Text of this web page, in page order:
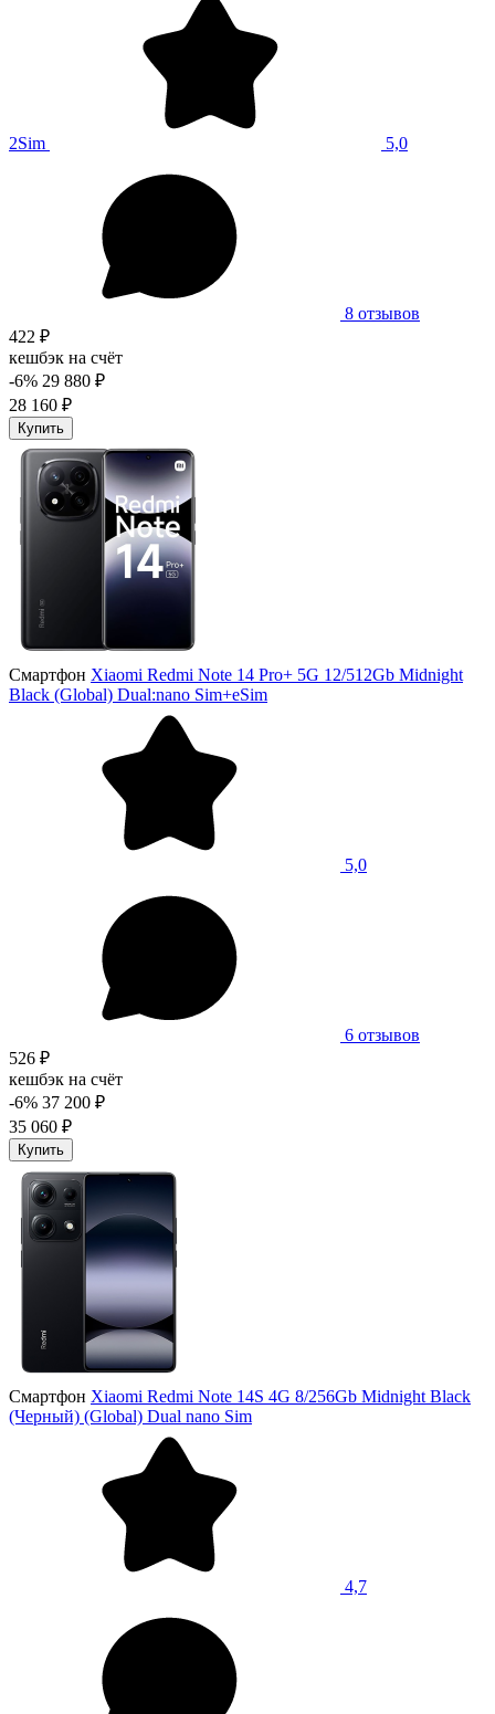
2Sim 5,0
8 отзывов
422 ₽
кешбэк на счёт
-6% 29 880 ₽
28 160 ₽
Купить
Смартфон Xiaomi Redmi Note 14 Pro+ 5G 12/512Gb Midnight
Black (Global) Dual:nano Sim+eSim
5,0
6 отзывов
526 ₽
кешбэк на счёт
-6% 37 200 ₽
35 060 ₽
Купить
Смартфон Xiaomi Redmi Note 14S 4G 8/256Gb Midnight Black
(Черный) (Global) Dual nano Sim
4,7